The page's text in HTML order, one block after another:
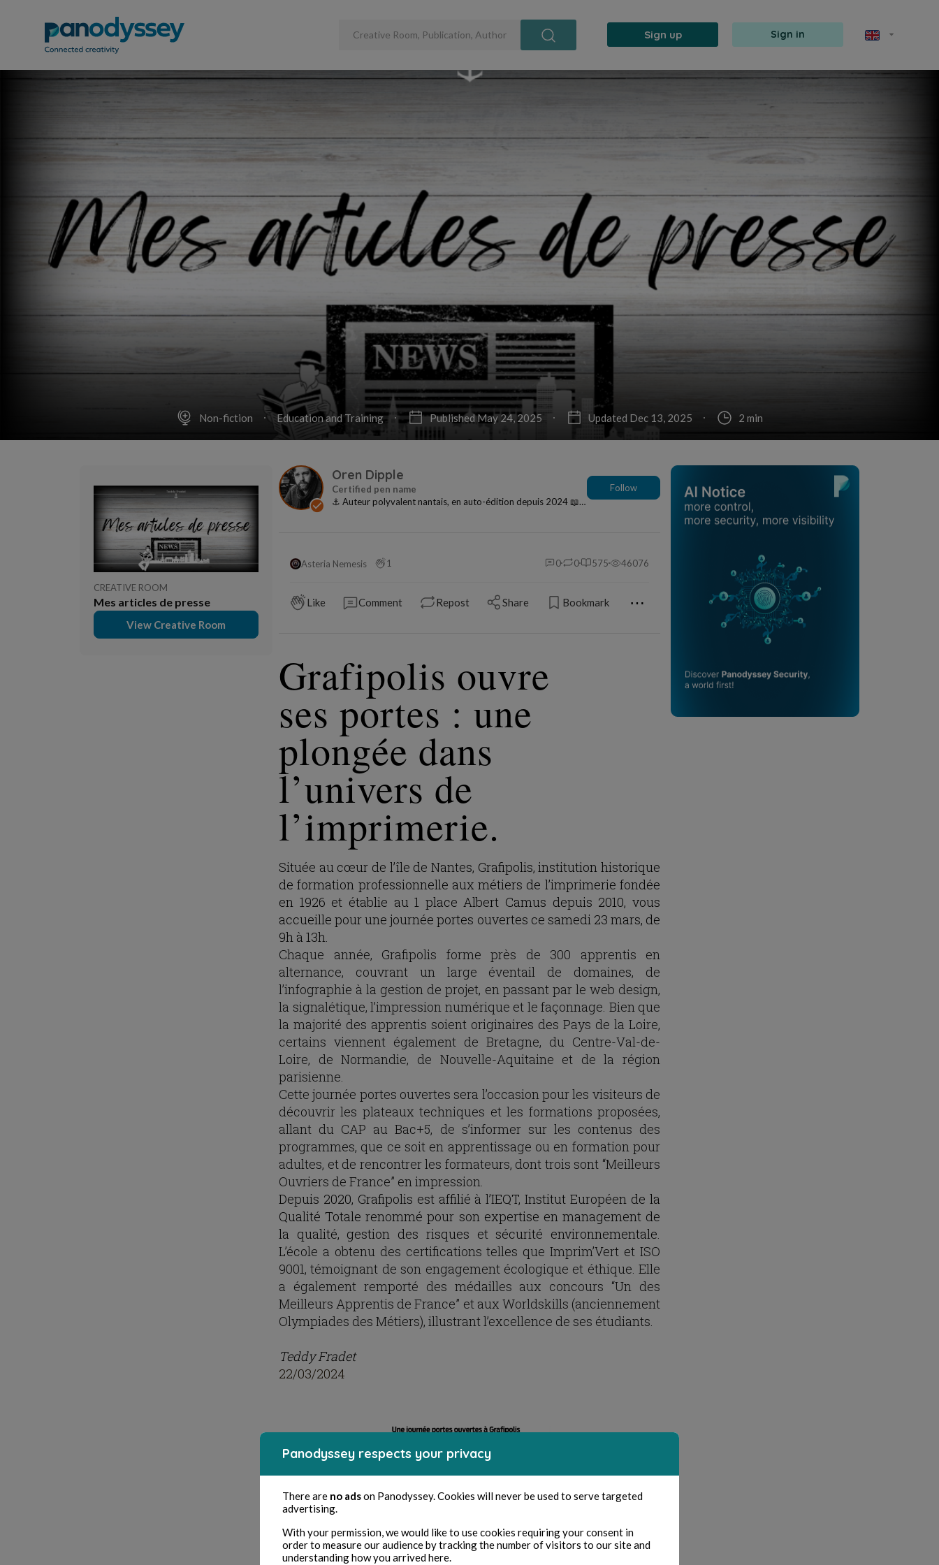
Sign up Sign in
Non-fiction Education and Training Published May 24, 2025 Updated Dec 13, 2025 2 min
CREATIVE ROOM
Mes articles de presse
View Creative Room
Oren Dipple
⚓ Auteur polyvalent nantais, en auto-édition depuis 2024 📖 9
Follow
Asteria Nemesis 1 0 0 575 46076
Like Comment Repost Share Bookmark ⋯
Grafipolis ouvre
ses portes : une
plongée dans
l’univers de
l’imprimerie.
Située au cœur de l’île de Nantes, Grafipolis, institution historique
de formation professionnelle aux métiers de l’imprimerie fondée
en 1926 et établie au 1 place Albert Camus depuis 2010, vous
accueille pour une journée portes ouvertes ce samedi 23 mars, de
9h à 13h.
Chaque année, Grafipolis forme près de 300 apprentis en
alternance, couvrant un large éventail de domaines, de
l’infographie à la gestion de projet, en passant par le web design,
la signalétique, l’impression numérique et le façonnage. Bien que
la majorité des apprentis soient originaires des Pays de la Loire,
certains viennent également de Bretagne, du Centre-Val-de-
Loire, de Normandie, de Nouvelle-Aquitaine et de la région
parisienne.
Cette journée portes ouvertes sera l’occasion pour les visiteurs de
découvrir les plateaux techniques et les formations proposées,
allant du CAP au Bac+5, de s’informer sur les contenus des
programmes, que ce soit en apprentissage ou en formation pour
adultes, et de rencontrer les formateurs, dont trois sont “Meilleurs
Ouvriers de France” en impression.
Depuis 2020, Grafipolis est affilié à l’IEQT, Institut Européen de la
Qualité Totale renommé pour son expertise en management de
la qualité, gestion des risques et sécurité environnementale.
L’école a obtenu des certifications telles que Imprim’Vert et ISO
9001, témoignant de son engagement écologique et éthique. Elle
a également remporté des médailles aux concours “Un des
Meilleurs Apprentis de France” et aux Worldskills (anciennement
Olympiades des Métiers), illustrant l’excellence de ses étudiants.
Teddy Fradet
22/03/2024
Panodyssey respects your privacy
There are no adson Panodyssey. Cookies will never be used to serve targeted
advertising.
With your permission, we would like to use cookies requiring your consent in
order to measure our audience by tracking the number of visitors to our site and
understanding how you arrived here.